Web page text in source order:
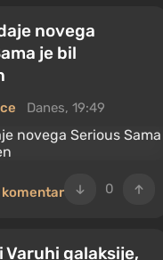
novega
je bil
Danes, 19:49
0
Varuhi galaksije,